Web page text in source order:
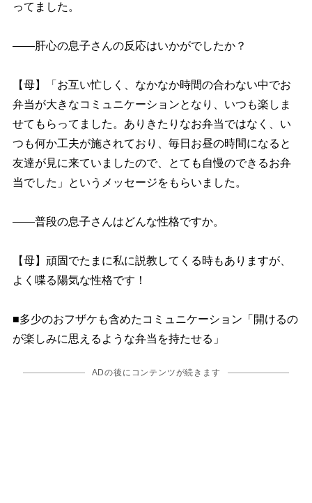
ってました。
――肝心の息子さんの反応はいかがでしたか？
【母】「お互い忙しく、なかなか時間の合わない中でお
弁当が大きなコミュニケーションとなり、いつも楽しま
せてもらってました。ありきたりなお弁当ではなく、い
つも何か工夫が施されており、毎日お昼の時間になると
友達が見に来ていましたので、とても自慢のできるお弁
当でした」というメッセージをもらいました。
――普段の息子さんはどんな性格ですか。
【母】頑固でたまに私に説教してくる時もありますが、
よく喋る陽気な性格です！
■多少のおフザケも含めたコミュニケーション「開けるの
が楽しみに思えるような弁当を持たせる」
ADの後にコンテンツが続きます